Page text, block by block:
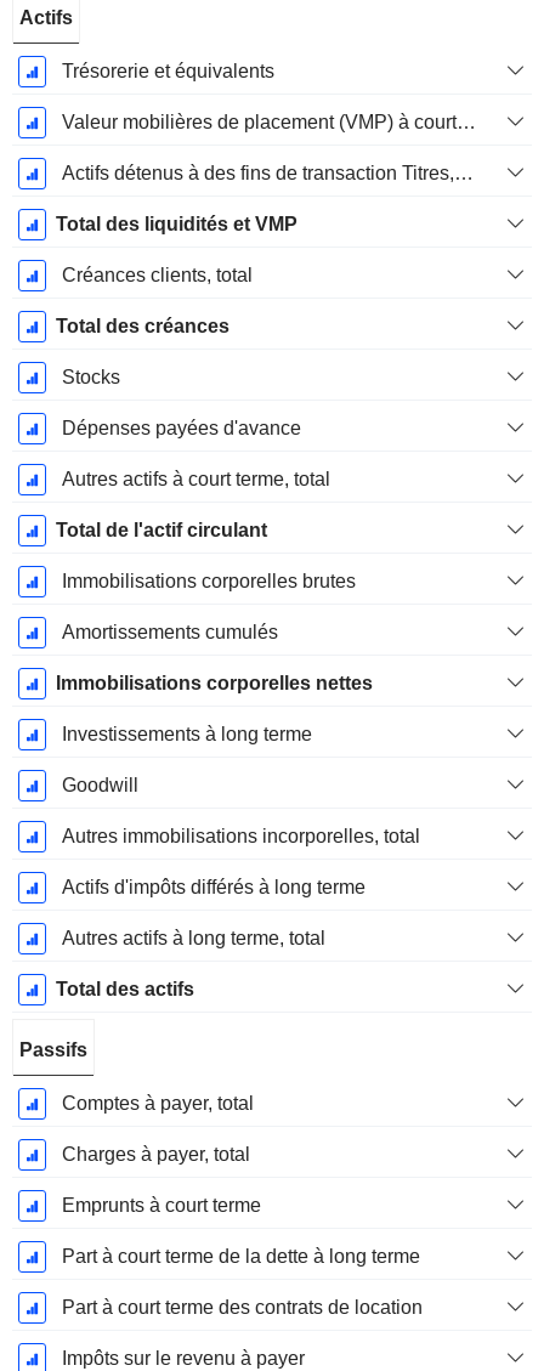
Fiscale:
Décembre
Actifs
Trésorerie et équivalents
Valeur mobilières de placement (VMP) à court terme
Actifs détenus à des fins de transaction Titres, totalActifs détenus à des fins de transactions (Trading), Total.
Total des liquidités et VMP
Créances clients, total
Total des créances
Stocks
Dépenses payées d'avance
Autres actifs à court terme, total
Total de l'actif circulant
Immobilisations corporelles brutes
Amortissements cumulés
Immobilisations corporelles nettes
Investissements à long terme
Goodwill
Autres immobilisations incorporelles, total
Actifs d'impôts différés à long terme
Autres actifs à long terme, total
Total des actifs
Passifs
Comptes à payer, total
Charges à payer, total
Emprunts à court terme
Part à court terme de la dette à long terme
Part à court terme des contrats de location
Impôts sur le revenu à payer